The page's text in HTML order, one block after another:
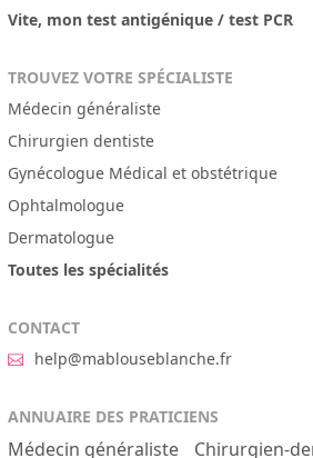
Vite, mon test antigénique / test PCR
TROUVEZ VOTRE SPÉCIALISTE
Médecin généraliste
Chirurgien dentiste
Gynécologue Médical et obstétrique
Ophtalmologue
Dermatologue
Toutes les spécialités
CONTACT
help@mablouseblanche.fr
ANNUAIRE DES PRATICIENS
Médecin généraliste
Chirurgien-